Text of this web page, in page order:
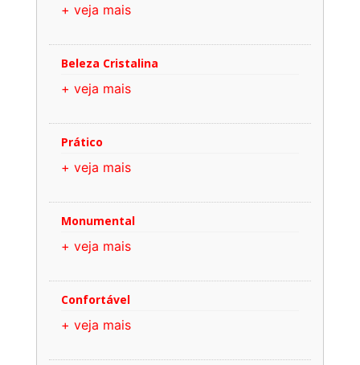
+ veja mais
Beleza Cristalina
+ veja mais
Prático
+ veja mais
Monumental
+ veja mais
Confortável
+ veja mais